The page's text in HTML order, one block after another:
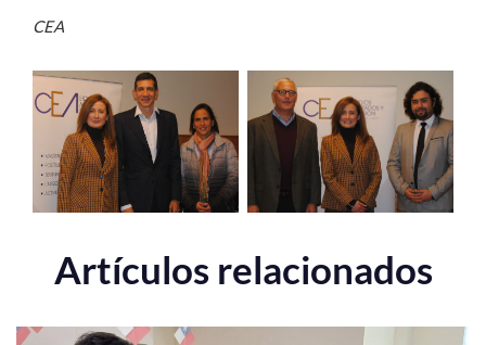
CEA
Artículos relacionados